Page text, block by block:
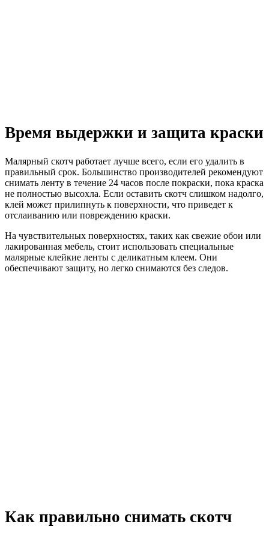
Время выдержки и защита краски
Малярный скотч работает лучше всего, если его удалить в
правильный срок. Большинство производителей рекомендуют
снимать ленту в течение 24 часов после покраски, пока краска
не полностью высохла. Если оставить скотч слишком надолго,
клей может прилипнуть к поверхности, что приведет к
отслаиванию или повреждению краски.
На чувствительных поверхностях, таких как свежие обои или
лакированная мебель, стоит использовать специальные
малярные клейкие ленты с деликатным клеем. Они
обеспечивают защиту, но легко снимаются без следов.
Как правильно снимать скотч